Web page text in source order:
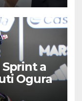
a
Ogura